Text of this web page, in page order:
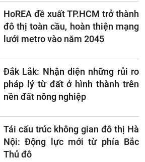
HoREA đề xuất TP.HCM trở thành
đô thị toàn cầu, hoàn thiện mạng
lưới metro vào năm 2045
Đắk Lắk: Nhận diện những rủi ro
pháp lý từ đất ở hình thành trên
nền đất nông nghiệp
Tái cấu trúc không gian đô thị Hà
Nội: Động lực mới từ phía Bắc
Thủ đô